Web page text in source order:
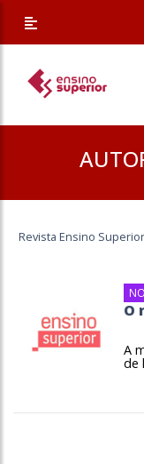
Revista Ensino Superior
O
A
de